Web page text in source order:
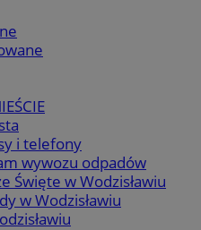
i telefony
wywozu odpadów
Święte w Wodzisławiu
w Wodzisławiu